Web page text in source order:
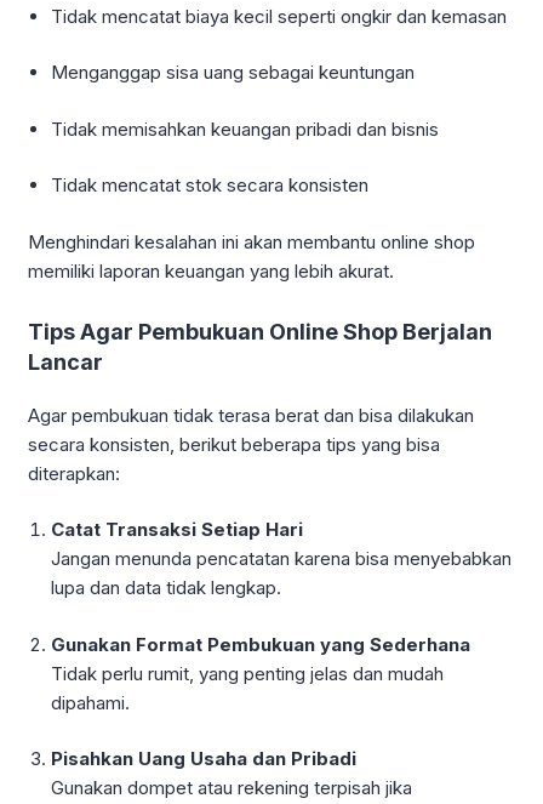
Tidak mencatat biaya kecil seperti ongkir dan kemasan
Menganggap sisa uang sebagai keuntungan
Tidak memisahkan keuangan pribadi dan bisnis
Tidak mencatat stok secara konsisten
Menghindari kesalahan ini akan membantu online shop
memiliki laporan keuangan yang lebih akurat.
Tips Agar Pembukuan Online Shop Berjalan
Lancar
Agar pembukuan tidak terasa berat dan bisa dilakukan
secara konsisten, berikut beberapa tips yang bisa
diterapkan:
Catat Transaksi Setiap Hari
Jangan menunda pencatatan karena bisa menyebabkan
lupa dan data tidak lengkap.
Gunakan Format Pembukuan yang Sederhana
Tidak perlu rumit, yang penting jelas dan mudah
dipahami.
Pisahkan Uang Usaha dan Pribadi
Gunakan dompet atau rekening terpisah jika